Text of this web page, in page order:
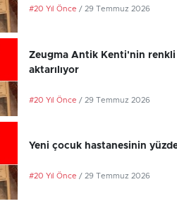
#20 Yıl Önce / 29 Temmuz 2026
Zeugma Antik Kenti'nin
aktarılıyor
#20 Yıl Önce / 29 Temmuz 2026
Yeni çocuk hastanesinin
#20 Yıl Önce / 29 Temmuz 2026